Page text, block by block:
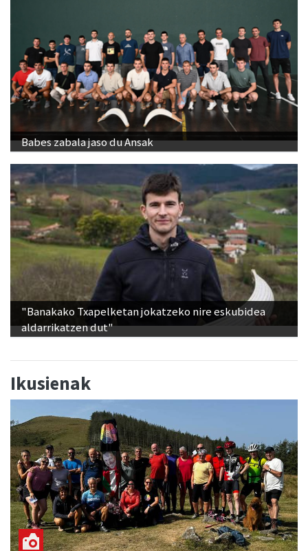
Babes zabala jaso du Ansak
"Banakako Txapelketan jokatzeko nire eskubidea
aldarrikatzen dut"
Ikusienak